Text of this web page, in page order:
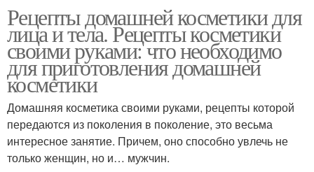
Рецепты домашней косметики для
лица и тела. Рецепты косметики
своими руками: что необходимо
для приготовления домашней
косметики
Домашняя косметика своими руками, рецепты которой
передаются из поколения в поколение, это весьма
интересное занятие. Причем, оно способно увлечь не
только женщин, но и… мужчин.